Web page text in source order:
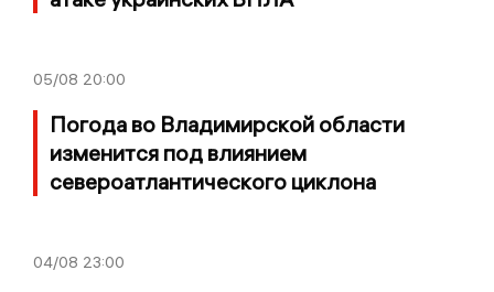
05/08 20:00
Погода во Владимирской области
изменится под влиянием
североатлантического циклона
04/08 23:00